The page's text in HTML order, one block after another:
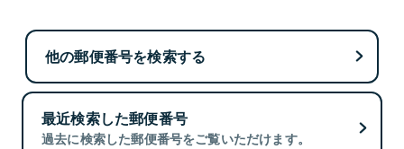
他の郵便番号を検索する
最近検索した郵便番号
過去に検索した郵便番号をご覧いただけます。